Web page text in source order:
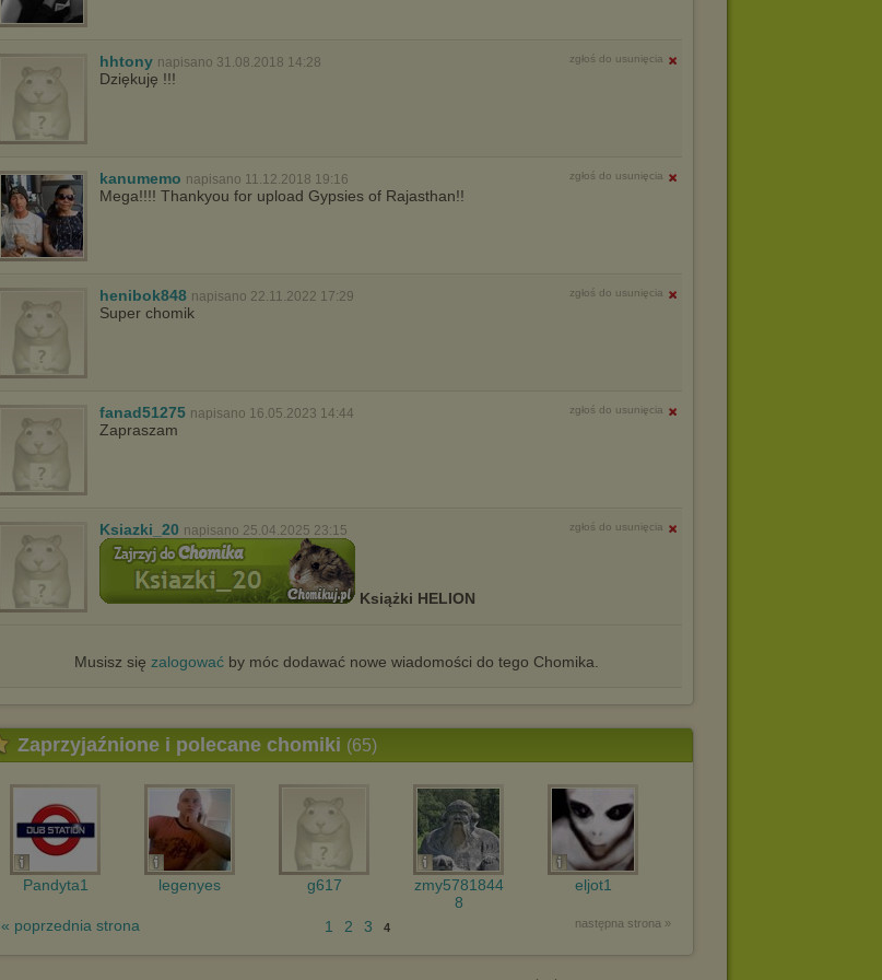
hhtony napisano 31.08.2018 14:28 zgłoś do usunięcia
Dziękuję !!!
kanumemo napisano 11.12.2018 19:16 zgłoś do usunięcia
Mega!!!! Thankyou for upload Gypsies of Rajasthan!!
henibok848 napisano 22.11.2022 17:29 zgłoś do usunięcia
Super chomik
fanad51275 napisano 16.05.2023 14:44 zgłoś do usunięcia
Zapraszam
Ksiazki_20 napisano 25.04.2025 23:15 zgłoś do usunięcia
Książki HELION
Musisz się zalogowaćby móc dodawać nowe wiadomości do tego Chomika.
Zaprzyjaźnione i polecane chomiki (65)
Pandyta1 legenyes g617
zmy5781844
8
eljot1
« poprzednia strona następna strona »
1 2 3 4